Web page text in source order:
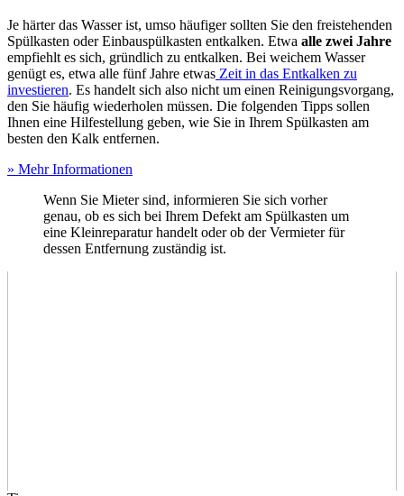
Je härter das Wasser ist, umso häufiger sollten Sie den freistehenden
Spülkasten oder Einbauspülkasten entkalken. Etwa alle zwei Jahre
empfiehlt es sich, gründlich zu entkalken. Bei weichem Wasser
genügt es, etwa alle fünf Jahre etwas Zeit in das Entkalken zu
investieren. Es handelt sich also nicht um einen Reinigungsvorgang,
den Sie häufig wiederholen müssen. Die folgenden Tipps sollen
Ihnen eine Hilfestellung geben, wie Sie in Ihrem Spülkasten am
besten den Kalk entfernen.
» Mehr Informationen
Wenn Sie Mieter sind, informieren Sie sich vorher
genau, ob es sich bei Ihrem Defekt am Spülkasten um
eine Kleinreparatur handelt oder ob der Vermieter für
dessen Entfernung zuständig ist.